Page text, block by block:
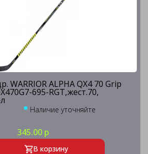
WARRIOR ALPHA QX4 70 Grip
695-RGT,жест.70,
Наличие уточняйте
345.00 р
В корзину